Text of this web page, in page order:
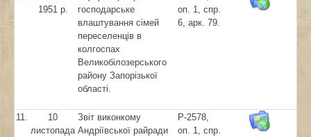
1951 р.
господарське
влаштування сімей
переселенців в
колгоспах
Великобілозерського
району Запорізької
області.
оп. 1, спр.
6, арк. 79.
11.
10
листопада
Звіт виконкому
Андріївської райради
Р-2578,
оп. 1, спр.